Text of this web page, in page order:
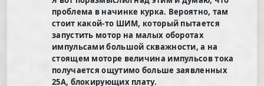
проблема в начинке курка. Вероятно, там
стоит какой-то ШИМ, который пытается
запустить мотор на малых оборотах
импульсами большой скважности, а на
стоящем моторе величина импульсов тока
получается ощутимо больше заявленных
25А, блокирующих плату.